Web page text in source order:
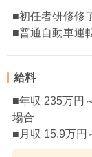
■初任者研修修
■普通自動車運
給料
■年収 235万円
場合
■月収 15.9万円